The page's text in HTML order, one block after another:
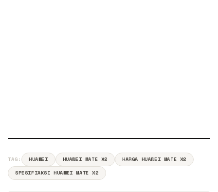
TAG: HUAWEI HUAWEI MATE X2
HARGA HUAWEI MATE X2
SPESIFIAKSI HUAWEI MATE X2